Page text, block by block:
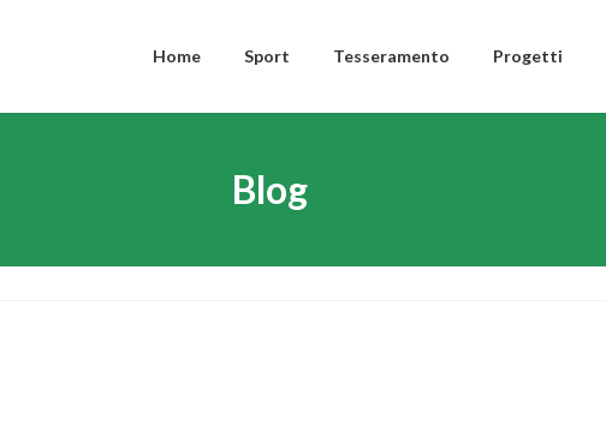
Home Sport Tesseramento Progetti
Blog